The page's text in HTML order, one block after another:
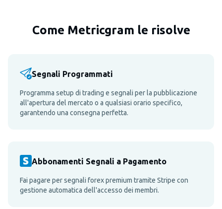
Come Metricgram le risolve
Segnali Programmati
Programma setup di trading e segnali per la pubblicazione
all'apertura del mercato o a qualsiasi orario specifico,
garantendo una consegna perfetta.
Abbonamenti Segnali a Pagamento
Fai pagare per segnali forex premium tramite Stripe con
gestione automatica dell'accesso dei membri.